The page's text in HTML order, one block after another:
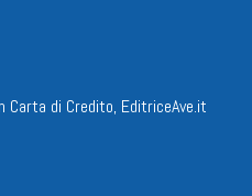
Carta di Credito, EditriceAve.it